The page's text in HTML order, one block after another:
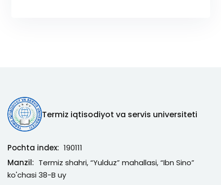
Termiz iqtisodiyot va servis universiteti
Pochta index: 190111
Manzil: Termiz shahri, “Yulduz” mahallasi, “Ibn Sino”
ko'chasi 38-B uy